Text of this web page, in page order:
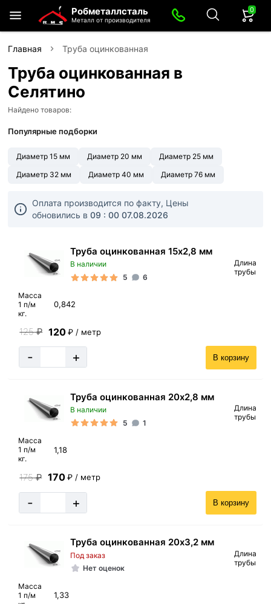
Робметаллсталь
Металл от производителя
0
Главная Труба оцинкованная
Труба оцинкованная в
Селятино
Найдено товаров:
Популярные подборки
Диаметр 15 мм Диаметр 20 мм
Диаметр 25 мм
Диаметр 32 мм
Диаметр 40 мм Диаметр 76 мм
Оплата производится по факту, Цены
обновились в09 : 0007.08.2026
Труба оцинкованная 15х2,8 мм
В наличии
5
6
Длина
трубы
Масса
1 п/м
кг.
0,842
125₽ 120 ₽ / метр
- + В корзину
Труба оцинкованная 20х2,8 мм
В наличии
5
1
Длина
трубы
Масса
1 п/м
кг.
1,18
175₽ 170 ₽ / метр
- + В корзину
Труба оцинкованная 20х3,2 мм
Под заказ
Нет оценок
Длина
трубы
Масса
1 п/м
1,33